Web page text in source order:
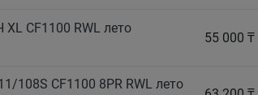
CF1100 RWL лето
55 000 ₸
108S CF1100 8PR RWL лето